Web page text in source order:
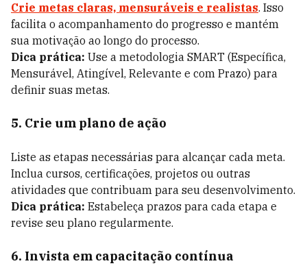
Crie metas claras, mensuráveis e realistas. Isso
facilita o acompanhamento do progresso e mantém
sua motivação ao longo do processo.
Dica prática: Use a metodologia SMART (Específica,
Mensurável, Atingível, Relevante e com Prazo) para
definir suas metas.
5. Crie um plano de ação
Liste as etapas necessárias para alcançar cada meta.
Inclua cursos, certificações, projetos ou outras
atividades que contribuam para seu desenvolvimento.
Dica prática: Estabeleça prazos para cada etapa e
revise seu plano regularmente.
6. Invista em capacitação contínua